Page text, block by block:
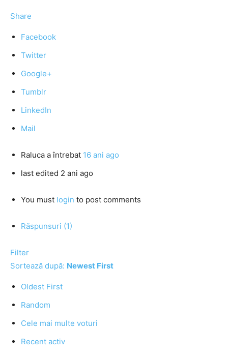
Share
Facebook
Twitter
Google+
Tumblr
LinkedIn
Mail
Raluca a întrebat 16 ani ago
last edited 2 ani ago
You must login to post comments
Răspunsuri (1)
Filter
Sortează după: Newest First
Oldest First
Random
Cele mai multe voturi
Recent activ